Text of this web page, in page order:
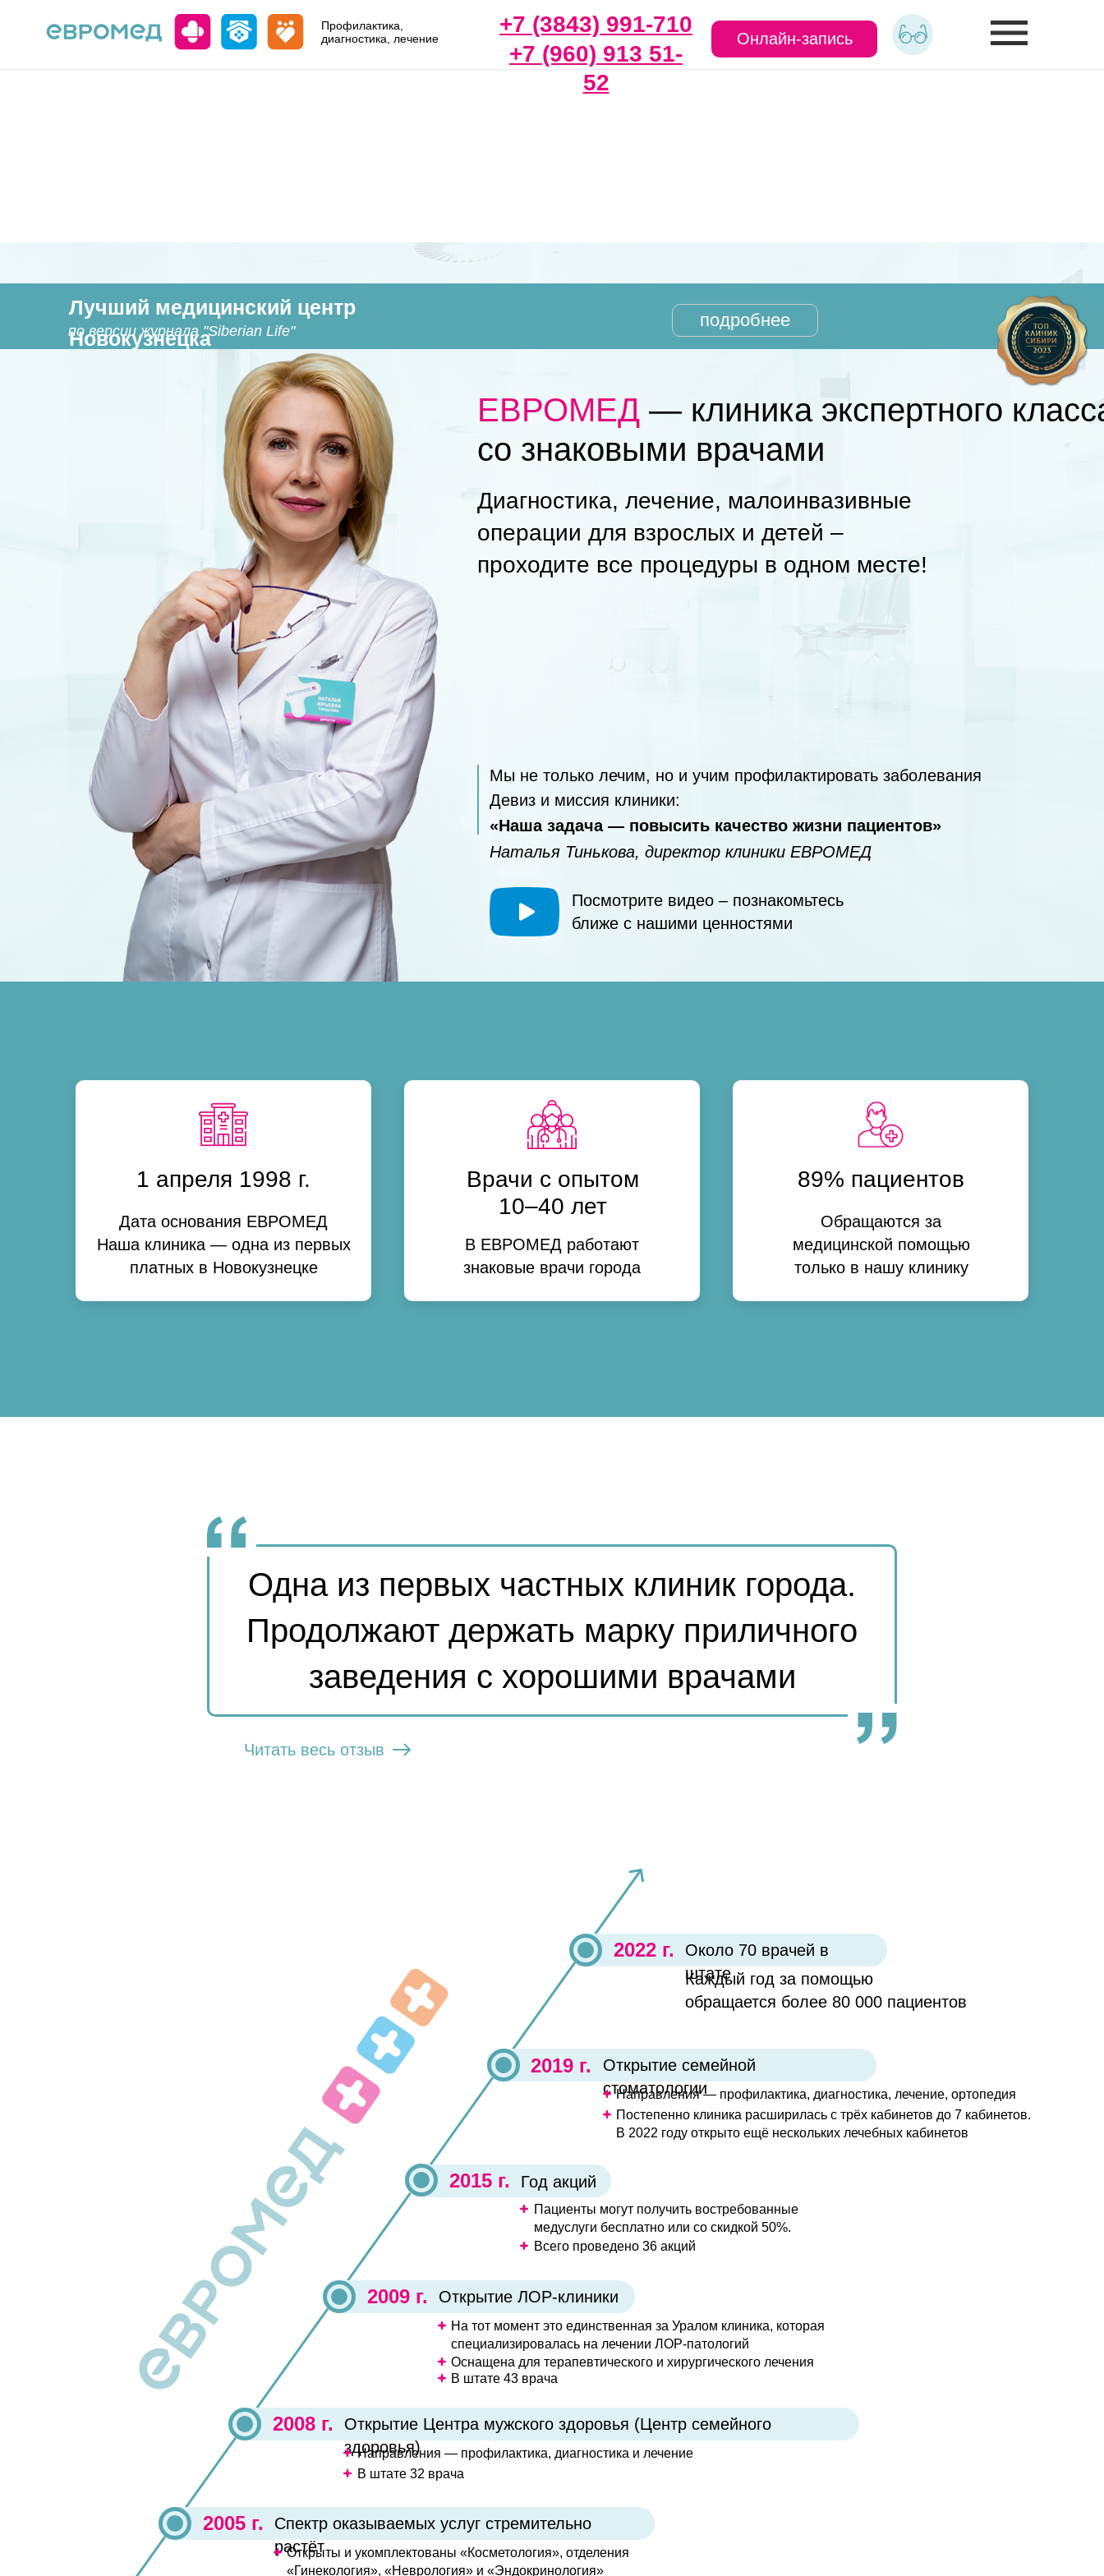
Профилактика,
диагностика, лечение
+7 (3843) 991-710
Онлайн-запись
+7 (960) 913 51-
52
ЕВРОМЕД — клиника экспертного
со знаковыми врачами
Диагностика, лечение, малоинвазивные
операции для взрослых и детей –
проходите все процедуры в одном месте!
Посмотрите видео – познакомьтесь
ближе с нашими ценностями
Мы не только лечим, но и учим профилактировать заболевания
Наталья Тинькова, директор клиники ЕВРОМЕД
Девиз и миссия клиники:
«Наша задача — повысить качество жизни пациентов»
Лучший медицинский центр
Новокузнецка
по версии журнала "Siberian Life"
подробнее
1 апреля 1998 г.
Врачи с опытом
10–40 лет
Дата основания ЕВРОМЕД
Наша клиника — одна из первых
платных в Новокузнецке
89% пациентов
В ЕВРОМЕД работают
знаковые врачи города
Обращаются за
медицинской помощью
только в нашу клинику
Одна из первых частных клиник города.
Продолжают держать марку приличного
заведения с хорошими врачами
Читать весь отзыв
Есть почти все необходимые детские и взрослые врачи
2005 г.
Спектр оказываемых услуг стремительно
растёт
Открыты и укомплектованы «Косметология», отделения
«Гинекология», «Неврология» и «Эндокринология»
2008 г.
Открытие Центра мужского здоровья (Центр семейного
здоровья)
Направления — профилактика, диагностика и лечение
В штате 32 врача
2009 г. Открытие ЛОР-клиники
На тот момент это единственная за Уралом клиника, которая
специализировалась на лечении ЛОР-патологий
Оснащена для терапевтического и хирургического лечения
В штате 43 врача
2015 г. Год акций
Пациенты могут получить востребованные
медуслуги бесплатно или со скидкой 50%.
Всего проведено 36 акций
2022 г.
Около 70 врачей в
штате
Каждый год за помощью
обращается более 80 000 пациентов
Открытие семейной
стоматологии
Направления — профилактика, диагностика, лечение, ортопедия
Постепенно клиника расширилась с трёх кабинетов до 7 кабинетов.
В 2022 году открыто ещё нескольких лечебных кабинетов
2019 г.